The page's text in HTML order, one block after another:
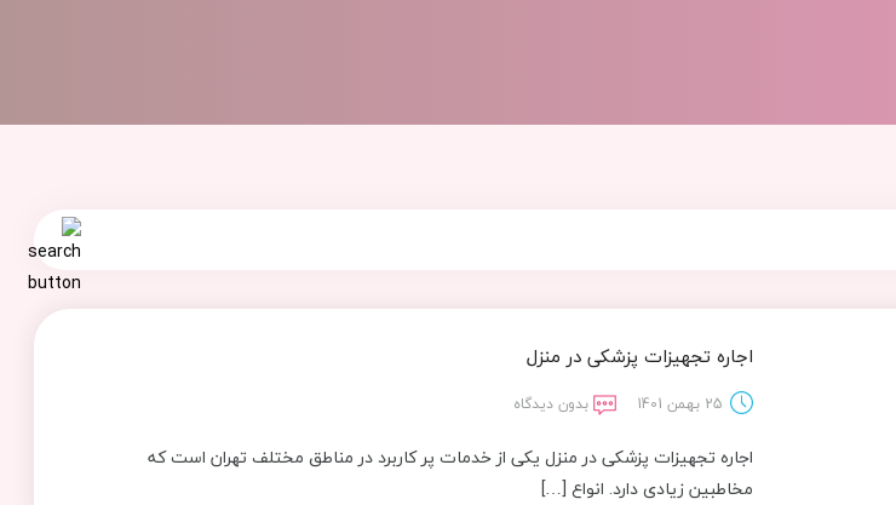
اجاره تجهیزات پزشکی در منزل
25 بهمن 1401 بدون دیدگاه
اجاره تجهیزات پزشکی در منزل یکی از خدمات پر کاربرد در مناطق مختلف تهران است که
مخاطبین زیادی دارد. انواع […]